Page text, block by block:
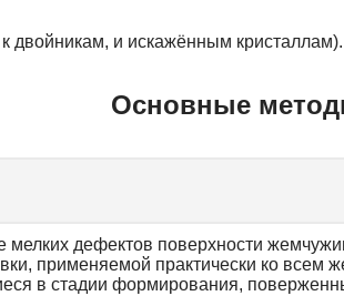
двойникам, и искажённым кристаллам).
Основные
мелких дефектов поверхности
применяемой практически ко всем
в стадии формирования,